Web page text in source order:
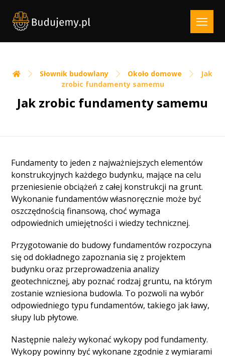
Słownik budowlany Około domowe
Jak
zrobic fundamenty samemu
Jak zrobic fundamenty samemu
Fundamenty to jeden z najważniejszych elementów
konstrukcyjnych każdego budynku, mające na celu
przeniesienie obciążeń z całej konstrukcji na grunt.
Wykonanie fundamentów własnoręcznie może być
oszczędnością finansową, choć wymaga
odpowiednich umiejętności i wiedzy technicznej.
Przygotowanie do budowy fundamentów rozpoczyna
się od dokładnego zapoznania się z projektem
budynku oraz przeprowadzenia analizy
geotechnicznej, aby poznać rodzaj gruntu, na którym
zostanie wzniesiona budowla. To pozwoli na wybór
odpowiedniego typu fundamentów, takiego jak ławy,
słupy lub płytowe.
Następnie należy wykonać wykopy pod fundamenty.
Wykopy powinny być wykonane zgodnie z wymiarami